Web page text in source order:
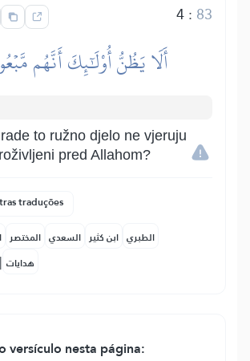
4: 83
أَلَا يَظُنُّ أُوْلَٰٓئِكَ أَنَّهُم
to ružno djelo ne vjeruju
pred Allahom?
traduções
المختصر السعدي ابن كثير الطبري
| هدايات
versículo nesta página: